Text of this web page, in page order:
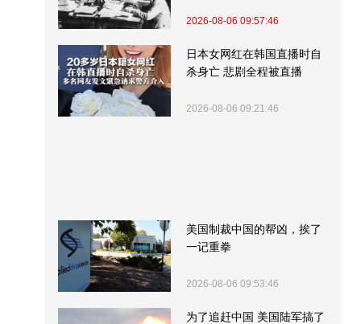
2026-08-06 09:57:46
日本女网红在韩国直播时自
杀身亡 悲剧全程被直播
2026-08-06 09:21:46
美国制裁中国的帮凶，挨了
一记重拳
2026-08-06 09:53:46
为了追赶中国 美国陆军搞了